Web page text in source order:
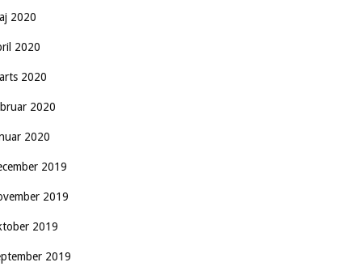
2020
2020
2020
2020
2020
2019
2019
2019
2019